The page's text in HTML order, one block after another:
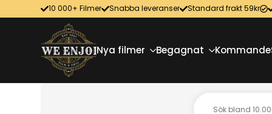
10 000+ Filmer Snabba leveranser Standard frakt 59kr
Nya filmer Begagnat Kommande